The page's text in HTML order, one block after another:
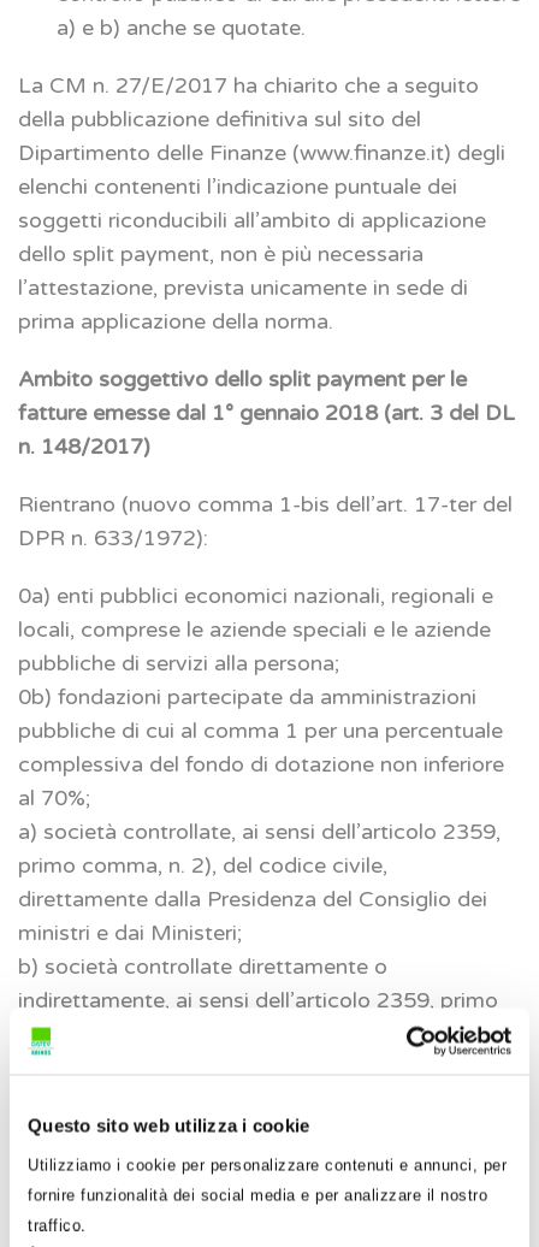
Questo sito web utilizza i cookie
Utilizziamo i cookie per personalizzare contenuti e annunci, per
fornire funzionalità dei social media e per analizzare il nostro
traffico.
a) e b) anche se quotate.
La CM n. 27/E/2017 ha chiarito che a seguito
della pubblicazione definitiva sul sito del
Dipartimento delle Finanze (www.finanze.it) degli
elenchi contenenti l’indicazione puntuale dei
soggetti riconducibili all’ambito di applicazione
dello split payment, non è più necessaria
l’attestazione, prevista unicamente in sede di
prima applicazione della norma.
Ambito soggettivo dello split payment per le
fatture emesse dal 1° gennaio 2018 (art. 3 del DL
n. 148/2017)
Rientrano (nuovo comma 1-bis dell’art. 17-ter del
DPR n. 633/1972):
0a) enti pubblici economici nazionali, regionali e
locali, comprese le aziende speciali e le aziende
pubbliche di servizi alla persona;
0b) fondazioni partecipate da amministrazioni
pubbliche di cui al comma 1 per una percentuale
complessiva del fondo di dotazione non inferiore
al 70%;
a) società controllate, ai sensi dell’articolo 2359,
primo comma, n. 2), del codice civile,
direttamente dalla Presidenza del Consiglio dei
ministri e dai Ministeri;
b) società controllate direttamente o
indirettamente, ai sensi dell’articolo 2359, primo
comma, n. 1), del codice civile, da amministrazioni
c) società partecipate, per una percentuale
complessiva del capitale non inferiore al 70%, da
amministrazioni pubbliche di cui al comma 1 o da
enti e società di cui alle lettere 0a), 0b), a) e b);